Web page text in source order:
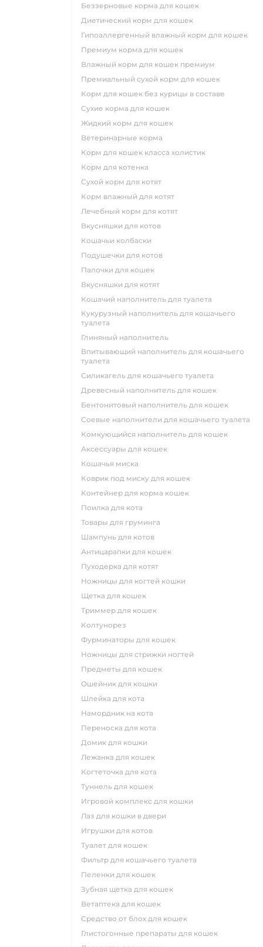
беззерновые корма для кошек
диетический корм для кошек
гипоаллергенный влажный корм для кошек
премиум корма для кошек
влажный корм для кошек премиум
премиальный сухой корм для кошек
корм для кошек без курицы в составе
сухие корма для кошек
жидкий корм для кошек
ветеринарные корма
корм для кошек класса холистик
корм для котенка
сухой корм для котят
корм влажный для котят
лечебный корм для котят
вкусняшки для котов
кошачьи колбаски
подушечки для котов
палочки для кошек
вкусняшки для котят
кошачий наполнитель для туалета
кукурузный наполнитель для кошачьего
туалета
глиняный наполнитель
впитывающий наполнитель для кошачьего
туалета
силикагель для кошачьего туалета
древесный наполнитель для кошек
бентонитовый наполнитель для кошек
соевые наполнители для кошачьего туалета
комкующийся наполнитель для кошек
аксессуары для кошек
кошачья миска
коврик под миску для кошек
контейнер для корма кошек
поилка для кота
товары для груминга
шампунь для котов
антицарапки для кошек
пуходерка для котят
ножницы для когтей кошки
щетка для кошек
триммер для кошек
колтунорез
фурминаторы для кошек
ножницы для стрижки ногтей
предметы для кошек
ошейник для кошки
шлейка для кота
намордник на кота
переноска для кота
домик для кошки
лежанка для кошек
когтеточка для кота
туннель для кошек
игровой комплекс для кошки
лаз для кошки в двери
игрушки для котов
туалет для кошек
фильтр для кошачьего туалета
пеленки для кошек
зубная щетка для кошек
ветаптека для кошек
средство от блох для кошек
глистогонные препараты для кошек